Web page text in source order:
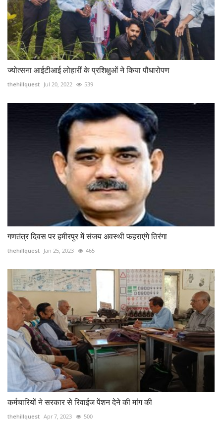
ज्योत्सना आईटीआई लोहारीं के प्रशिक्षुओं ने किया पौधारोपण
thehillquest Jul 20, 2022 539
गणतंत्र दिवस पर हमीरपुर में संजय अवस्थी फहराएंगे तिरंगा
thehillquest Jan 25, 2023 465
कर्मचारियों ने सरकार से रिवाईज पेंशन देने की मांग की
thehillquest Apr 7, 2023 500